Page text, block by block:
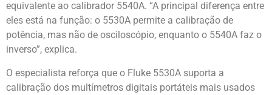
equivalente ao calibrador 5540A. “A principal diferença entre
eles está na função: o 5530A permite a calibração de
potência, mas não de osciloscópio, enquanto o 5540A faz o
inverso”, explica.
O especialista reforça que o Fluke 5530A suporta a
calibração dos multímetros digitais portáteis mais usados